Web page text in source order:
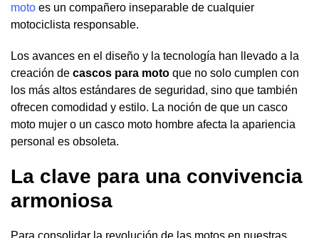
moto es un compañero inseparable de cualquier
motociclista responsable.
Los avances en el diseño y la tecnología han llevado a la
creación de cascos para moto que no solo cumplen con
los más altos estándares de seguridad, sino que también
ofrecen comodidad y estilo. La noción de que un casco
moto mujer o un casco moto hombre afecta la apariencia
personal es obsoleta.
La clave para una convivencia
armoniosa
Para consolidar la revolución de las motos en nuestras